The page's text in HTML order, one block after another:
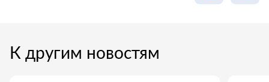
К другим новостям